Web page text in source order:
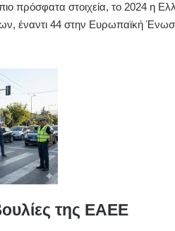
πρόσφατα στοιχεία, το 2024 η
έναντι 44 στην Ευρωπαϊκή
της ΕΑΕΕ